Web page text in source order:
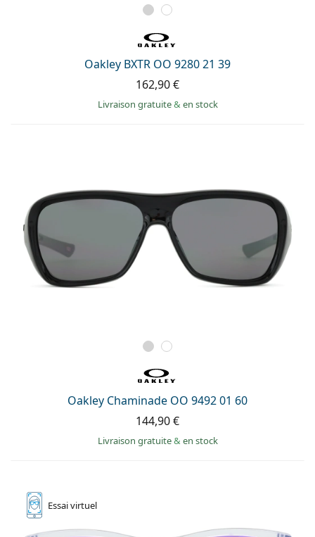
Oakley BXTR OO 9280 21 39
162,90 €
Livraison gratuite& en stock
Oakley Chaminade OO 9492 01 60
144,90 €
Livraison gratuite& en stock
Essaivirtuel